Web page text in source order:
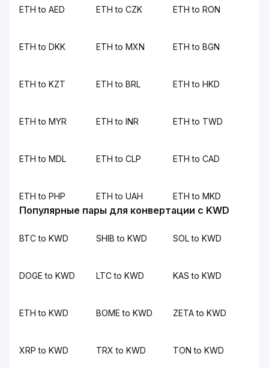
ETH to AED ETH to CZK ETH to RON
ETH to DKK ETH to MXN ETH to BGN
ETH to KZT ETH to BRL ETH to HKD
ETH to MYR ETH to INR ETH to TWD
ETH to MDL ETH to CLP ETH to CAD
ETH to PHP ETH to UAH ETH to MKD
Популярные пары для конвертации с KWD
BTC to KWD SHIB to KWD SOL to KWD
DOGE to KWD LTC to KWD KAS to KWD
ETH to KWD BOME to KWD ZETA to KWD
XRP to KWD TRX to KWD TON to KWD